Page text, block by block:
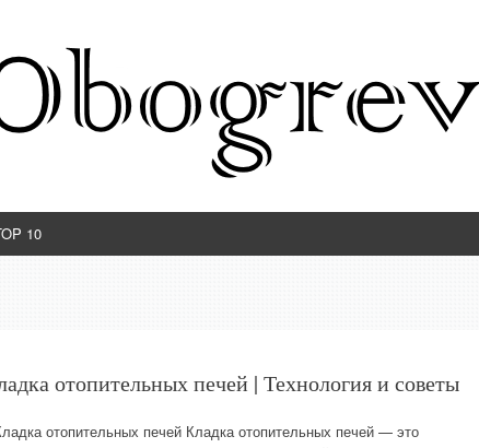
10
отопительных печей | Технология и советы
отопительных печей Кладка отопительных печей — это